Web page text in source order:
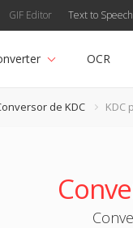
GIF Editor Text to Speech
OCR
de KDC KDC